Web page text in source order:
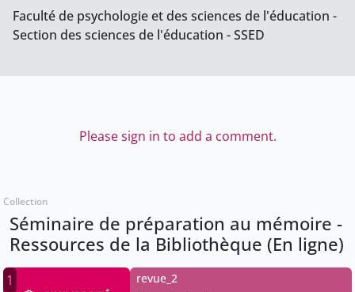
Faculté de psychologie et des sciences de l'éducation -
Section des sciences de l'éducation - SSED
Please sign in to add a comment.
Collection
Séminaire de préparation au mémoire -
Ressources de la Bibliothèque (En ligne)
1 revue_2